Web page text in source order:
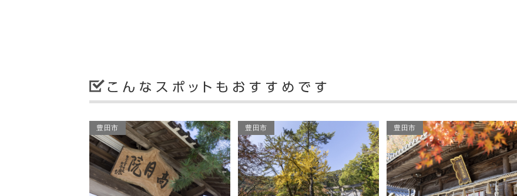
豊田市 豊田市 豊田市